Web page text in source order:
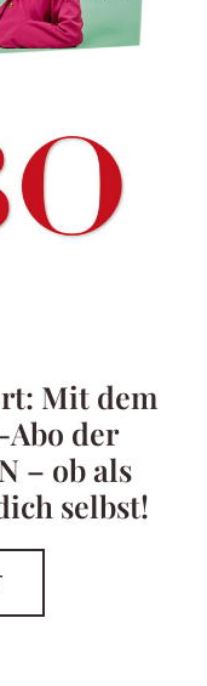
Mit dem
der
– ob als
selbst!